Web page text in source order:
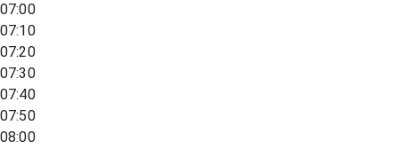
07:00
07:10
07:20
07:30
07:40
07:50
08:00